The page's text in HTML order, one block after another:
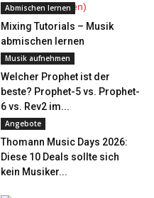
Abmischen lernen
Mixing Tutorials – Musik
abmischen lernen
Musik aufnehmen
Welcher Prophet ist der
beste? Prophet-5 vs. Prophet-
6 vs. Rev2 im...
Angebote
Thomann Music Days 2026:
Diese 10 Deals sollte sich
kein Musiker...